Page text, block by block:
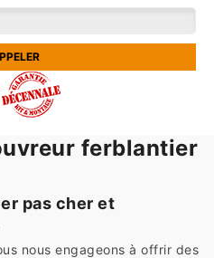
ferblantier
pas cher et
nous engageons à offrir des